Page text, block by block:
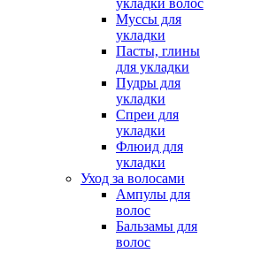
укладки волос
Муссы для
укладки
Пасты, глины
для укладки
Пудры для
укладки
Спреи для
укладки
Флюид для
укладки
Уход за волосами
Ампулы для
волос
Бальзамы для
волос